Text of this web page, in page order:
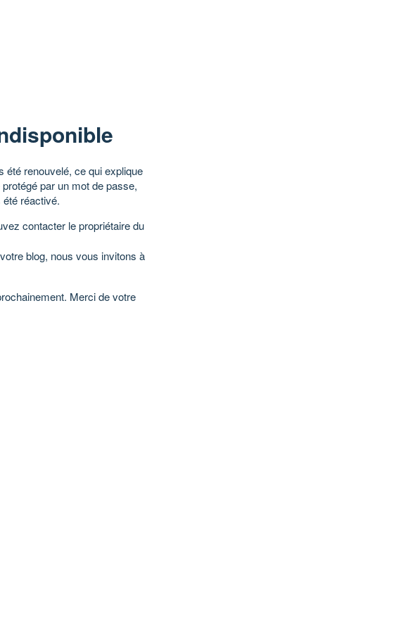
été renouvelé, ce qui explique
par un mot de passe,
été réactivé.
contacter le propriétaire du
blog, nous vous invitons à
Merci de votre